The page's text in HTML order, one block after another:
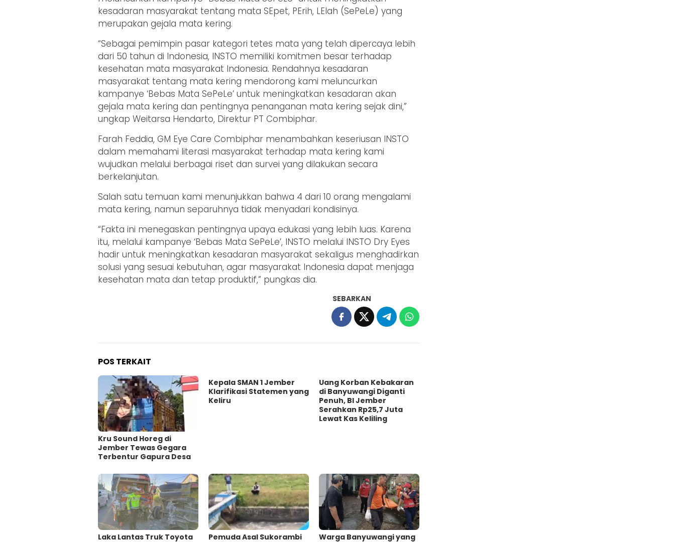
kesadaran masyarakat tentang mata SEpet, PErih, LElah (SePeLe) yang
merupakan gejala mata kering.
“Sebagai pemimpin pasar kategori tetes mata yang telah dipercaya lebih
dari 50 tahun di Indonesia, INSTO memiliki komitmen besar terhadap
kesehatan mata masyarakat Indonesia. Rendahnya kesadaran
masyarakat tentang mata kering mendorong kami meluncurkan
kampanye ‘Bebas Mata SePeLe’ untuk meningkatkan kesadaran akan
gejala mata kering dan pentingnya penanganan mata kering sejak dini,”
ungkap Weitarsa Hendarto, Direktur PT Combiphar.
Farah Feddia, GM Eye Care Combiphar menambahkan keseriusan INSTO
dalam memahami literasi masyarakat terhadap mata kering kami
wujudkan melalui berbagai riset dan survei yang dilakukan secara
berkelanjutan.
Salah satu temuan kami menunjukkan bahwa 4 dari 10 orang mengalami
mata kering, namun separuhnya tidak menyadari kondisinya.
“Fakta ini menegaskan pentingnya upaya edukasi yang lebih luas. Karena
itu, melalui kampanye ‘Bebas Mata SePeLe’, INSTO melalui INSTO Dry Eyes
hadir untuk meningkatkan kesadaran masyarakat sekaligus menghadirkan
solusi yang sesuai kebutuhan, agar masyarakat Indonesia dapat menjaga
kesehatan mata dan tetap produktif,” pungkas dia.
SEBARKAN
POS TERKAIT
Kru Sound Horeg di
Jember Tewas Gegara
Terbentur Gapura Desa
Kepala SMAN 1 Jember
Klarifikasi Statemen yang
Keliru
Uang Korban Kebakaran
di Banyuwangi Diganti
Penuh, BI Jember
Serahkan Rp25,7 Juta
Lewat Kas Keliling
Laka Lantas Truk Toyota
Pemuda Asal Sukorambi
Warga Banyuwangi yang